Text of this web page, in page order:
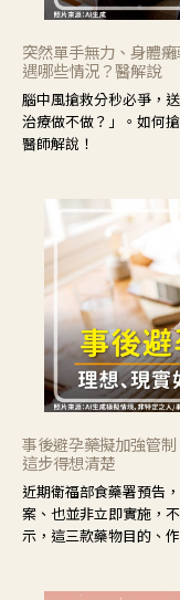
突然單手無力、身體
遇哪些情況？醫解說
腦中風搶救分秒必爭，
治療做不做？」。如何
醫師解說！
事後避孕藥擬加強管
這步得想清楚
近期衛福部食藥署預告
案、也並非立即實施，
示，這三款藥物目的、